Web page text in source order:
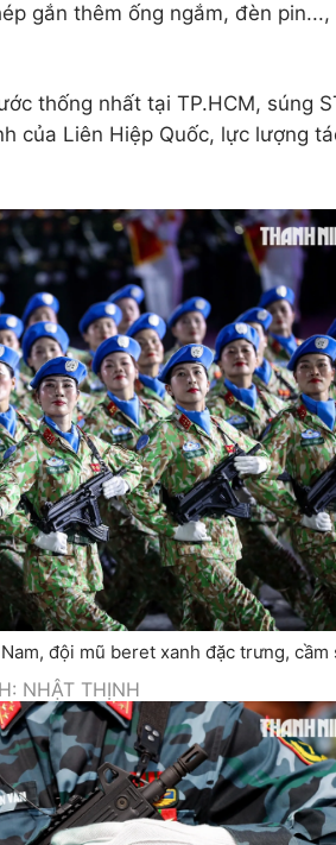
gắn thêm ống ngắm, đèn
thống nhất tại TP.HCM, súng
của Liên Hiệp Quốc, lực lượng
đội mũ beret xanh đặc trưng,
NHẬT THỊNH